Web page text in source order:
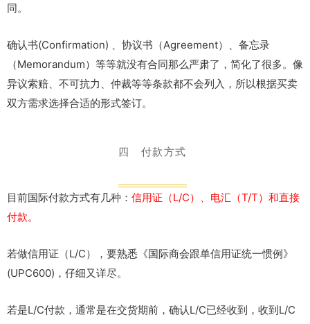
同。
确认书(Confirmation) 、协议书（Agreement）、备忘录
（Memorandum）等等就没有合同那么严肃了，简化了很多。像
异议索赔、不可抗力、仲裁等等条款都不会列入，所以根据买卖
双方需求选择合适的形式签订。
四 付款方式
目前国际付款方式有几种： 信用证（L/C）、电汇（T/T）和直接
付款。
若做信用证（L/C），要熟悉《国际商会跟单信用证统一惯例》
(UPC600)，仔细又详尽。
若是L/C付款，通常是在交货期前，确认L/C已经收到，收到L/C